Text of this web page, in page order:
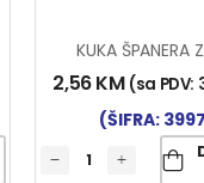
2,56KM (sa PDV:
(ŠIFRA: